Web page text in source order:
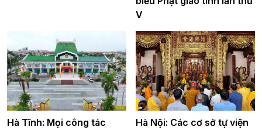
V
Hà Tĩnh: Mọi công tác
Hà Nội: Các cơ sở tự viện